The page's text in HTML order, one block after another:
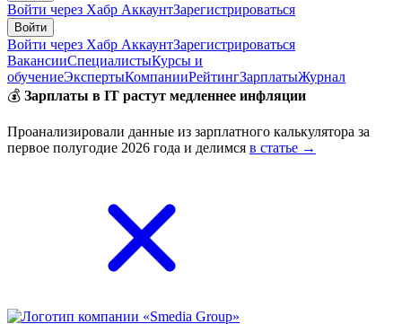
Войти через Хабр АккаунтЗарегистрироваться
Войти
Войти через Хабр АккаунтЗарегистрироваться
ВакансииСпециалистыКурсы и
обучениеЭкспертыКомпанииРейтингЗарплатыЖурнал
💰 Зарплаты в IT растут медленнее инфляции
Проанализировали данные из зарплатного калькулятора за
первое полугодие 2026 года и делимся в статье →